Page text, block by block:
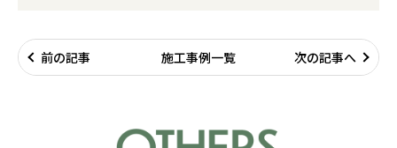
前の記事 施工事例一覧 次の記事へ